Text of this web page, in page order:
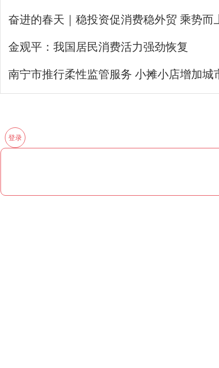
奋进的春天｜稳投资促消费稳外贸 乘势而
金观平：我国居民消费活力强劲恢复
南宁市推行柔性监管服务 小摊小店增加城
登录